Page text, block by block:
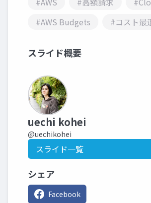
#AWS Budgets
#コスト最
スライド概要
uechi kohei
@uechikohei
スライド一覧
シェア
Facebook